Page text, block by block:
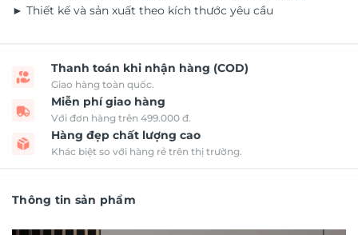
► Thiết kế và sản xuất theo kích thước yêu cầu
Thanh toán khi nhận hàng (COD)
Giao hàng toàn quốc.
Miễn phí giao hàng
Với đơn hàng trên 499.000 đ.
Hàng đẹp chất lượng cao
Khác biệt so với hàng rẻ trên thị trường.
Thông tin sản phẩm